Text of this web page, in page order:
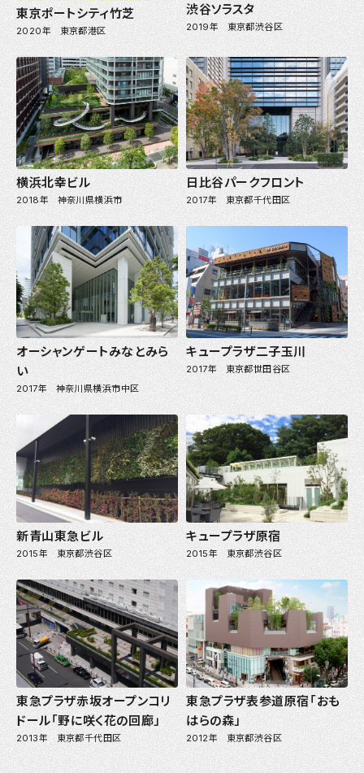
東京ポートシティ竹芝
2020年 東京都港区
渋谷ソラスタ
2019年 東京都渋谷区
横浜北幸ビル
2018年 神奈川県横浜市
日比谷パークフロント
2017年 東京都千代田区
オーシャンゲートみなとみら
い
2017年 神奈川県横浜市中区
キュープラザ二子玉川
2017年 東京都世田谷区
新青山東急ビル
2015年 東京都渋谷区
キュープラザ原宿
2015年 東京都渋谷区
東急プラザ赤坂オープンコリ
ドール「野に咲く花の回廊」
2013年 東京都千代田区
東急プラザ表参道原宿「おも
はらの森」
2012年 東京都渋谷区